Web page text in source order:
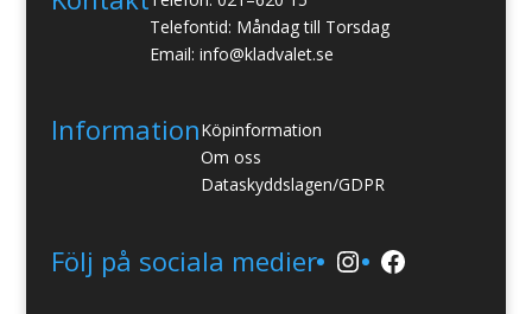
Telefontid: Måndag till Torsdag
Email: info@kladvalet.se
InformationKöpinformation
Om oss
Dataskyddslagen/GDPR
Följ på sociala medier Instagram
Facebook